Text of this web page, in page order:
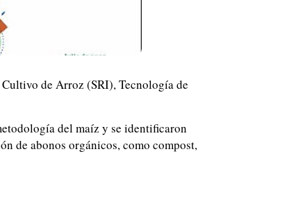
de Arroz (SRI), Tecnología de
del maíz y se identificaron
de abonos orgánicos, como compost,